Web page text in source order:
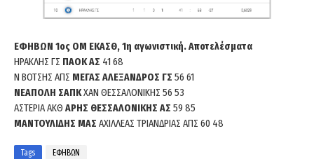
ΕΦΗΒΩΝ 1ος ΟΜ ΕΚΑΣΘ, 1η αγωνιστική. Αποτελέσματα
ΗΡΑΚΛΗΣ ΓΣ ΠΑΟΚ ΑΣ 41 68
Ν ΒΟΤΣΗΣ ΑΠΣ ΜΕΓΑΣ ΑΛΕΞΑΝΔΡΟΣ ΓΣ 56 61
ΝΕΑΠΟΛΗ ΣΑΠΚΧΑΝ ΘΕΣΣΑΛΟΝΙΚΗΣ 56 53
ΑΣΤΕΡΙΑ ΑΚΘ ΑΡΗΣ ΘΕΣΣΑΛΟΝΙΚΗΣ ΑΣ 59 85
ΜΑΝΤΟΥΛΙΔΗΣ ΜΑΣ ΑΧΙΛΛΕΑΣ ΤΡΙΑΝΔΡΙΑΣ ΑΠΣ 60 48
Tags ΕΦΗΒΩΝ